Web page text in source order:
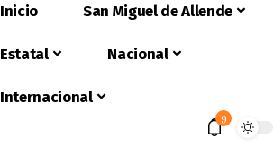
Inicio San Miguel de Allende
Estatal Nacional
Internacional
9